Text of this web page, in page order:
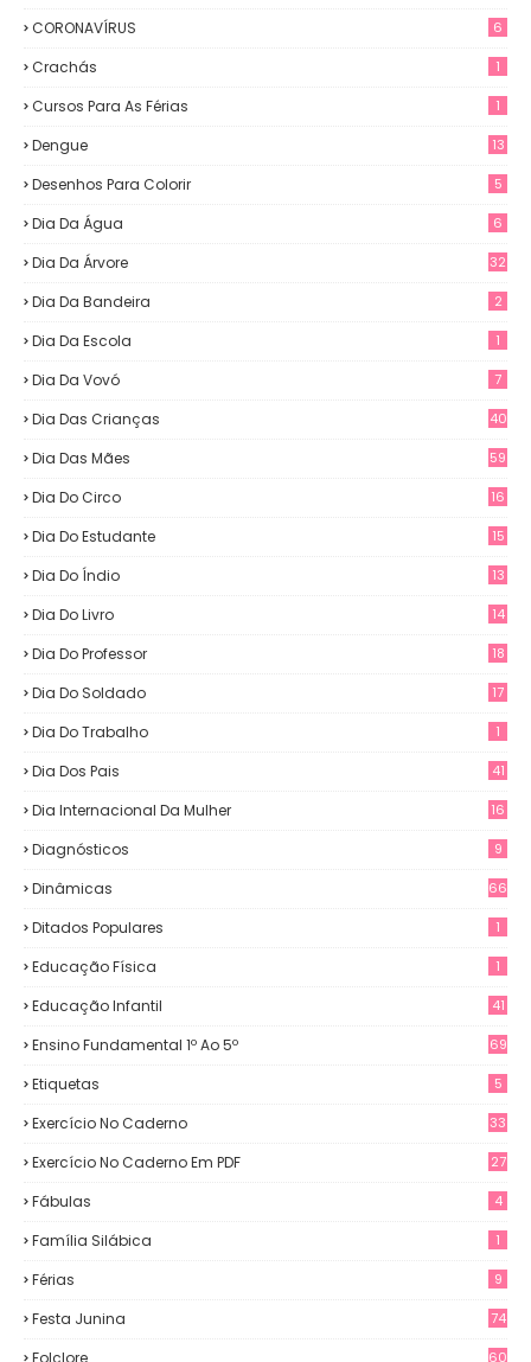
CORONAVÍRUS 6
Crachás 1
Cursos Para As Férias 1
Dengue 13
Desenhos Para Colorir 5
Dia Da Água 6
Dia Da Árvore 32
Dia Da Bandeira 2
Dia Da Escola 1
Dia Da Vovó 7
Dia Das Crianças 40
Dia Das Mães 59
Dia Do Circo 16
Dia Do Estudante 15
Dia Do Índio 13
Dia Do Livro 14
Dia Do Professor 18
Dia Do Soldado 17
Dia Do Trabalho 1
Dia Dos Pais 41
Dia Internacional Da Mulher 16
Diagnósticos 9
Dinâmicas 66
Ditados Populares 1
Educação Física 1
Educação Infantil 41
Ensino Fundamental 1º Ao 5º 69
Etiquetas 5
Exercício No Caderno 33
Exercício No Caderno Em PDF 27
Fábulas 4
Família Silábica 1
Férias 9
Festa Junina 74
Folclore 60